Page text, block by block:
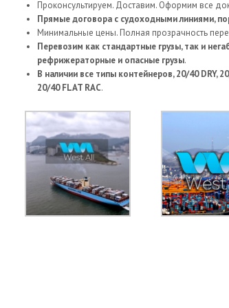
Проконсультируем. Доставим. Оформим все
Прямые договора с судоходными линиями,
Минимальные цены. Полная прозрачность
Перевозим как стандартные грузы, так и
рефрижераторные и опасные грузы.
В наличии все типы контейнеров, 20/40 DRY,
20/40 FLAT RAC.